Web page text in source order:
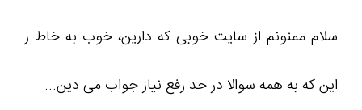
سلام ممنونم از سایت خوبی که دارین، خوب به خاط ر
این که به همه سوالا در حد رفع نیاز جواب می دین...